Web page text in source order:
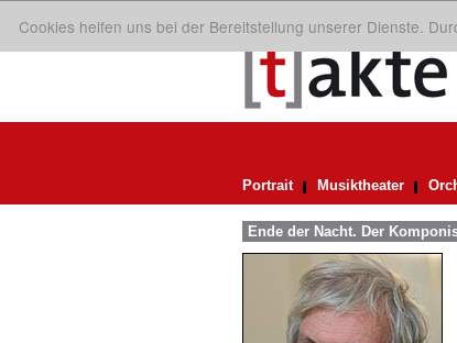
Cookies helfen uns bei der Bereitstellung unserer Dienste.
Portrait Musiktheater
Ende der Nacht. Der